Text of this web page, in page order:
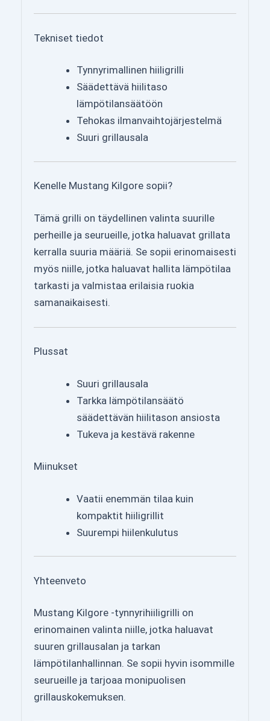
Tekniset tiedot
Tynnyrimallinen hiiligrilli
Säädettävä hiilitaso
lämpötilansäätöön
Tehokas ilmanvaihtojärjestelmä
Suuri grillausala
Kenelle Mustang Kilgore sopii?
Tämä grilli on täydellinen valinta suurille
perheille ja seurueille, jotka haluavat grillata
kerralla suuria määriä. Se sopii erinomaisesti
myös niille, jotka haluavat hallita lämpötilaa
tarkasti ja valmistaa erilaisia ruokia
samanaikaisesti.
Plussat
Suuri grillausala
Tarkka lämpötilansäätö
säädettävän hiilitason ansiosta
Tukeva ja kestävä rakenne
Miinukset
Vaatii enemmän tilaa kuin
kompaktit hiiligrillit
Suurempi hiilenkulutus
Yhteenveto
Mustang Kilgore -tynnyrihiiligrilli on
erinomainen valinta niille, jotka haluavat
suuren grillausalan ja tarkan
lämpötilanhallinnan. Se sopii hyvin isommille
seurueille ja tarjoaa monipuolisen
grillauskokemuksen.